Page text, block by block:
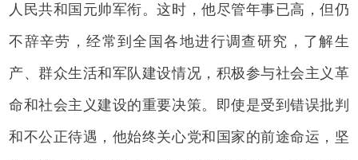
人民共和国元帅军衔。这时，他尽管年事已高，但仍
不辞辛劳，经常到全国各地进行调查研究，了解生
产、群众生活和军队建设情况，积极参与社会主义革
命和社会主义建设的重要决策。即使是受到错误批判
和不公正待遇，他始终关心党和国家的前途命运，坚